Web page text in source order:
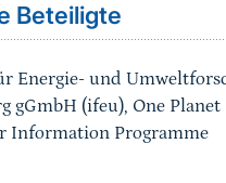
Beteiligte
Energie- und
gGmbH (ifeu), One
Information Programme